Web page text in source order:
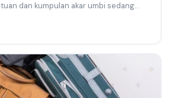
dan kumpulan akar umbi sedang